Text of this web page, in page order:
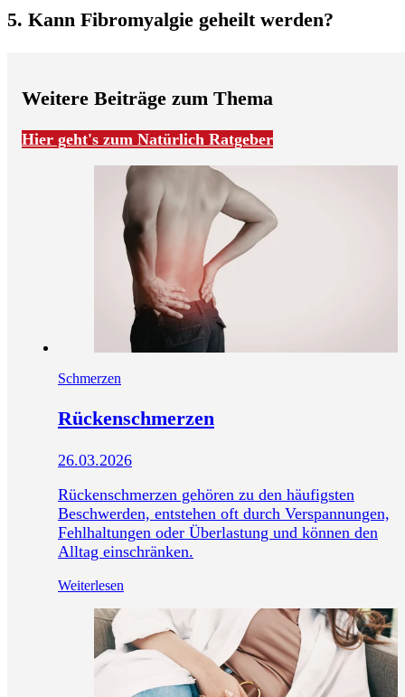
5. Kann Fibromyalgie geheilt werden?
Weitere Beiträge zum Thema
Hier geht's zum Natürlich Ratgeber
Schmerzen
Rückenschmerzen
26.03.2026
Rückenschmerzen gehören zu den häufigsten
Beschwerden, entstehen oft durch Verspannungen,
Fehlhaltungen oder Überlastung und können den
Alltag einschränken.
Weiterlesen